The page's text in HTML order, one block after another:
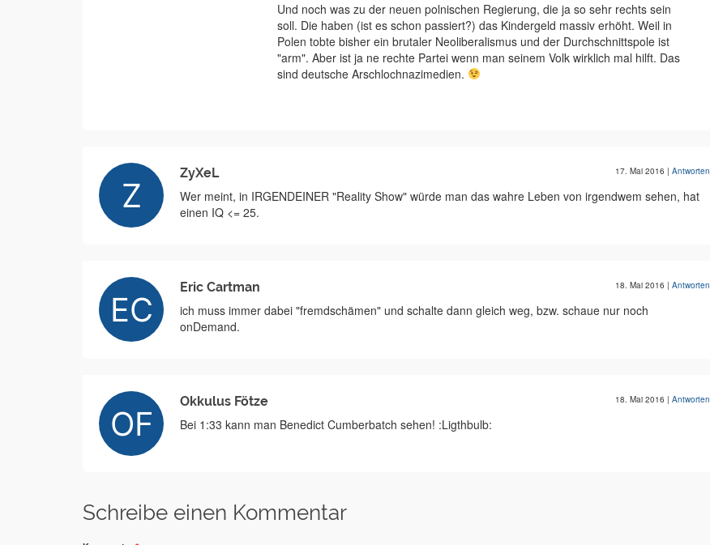
Und noch was zu der neuen polnischen Regierung, die ja so sehr rechts sein
soll. Die haben (ist es schon passiert?) das Kindergeld massiv erhöht. Weil in
Polen tobte bisher ein brutaler Neoliberalismus und der Durchschnittspole ist
"arm". Aber ist ja ne rechte Partei wenn man seinem Volk wirklich mal hilft. Das
sind deutsche Arschlochnazimedien.
ZyXeL 17. Mai 2016 | Antworten
Wer meint, in IRGENDEINER "Reality Show" würde man das wahre Leben von irgendwem sehen, hat
einen IQ <= 25.
Eric Cartman 18. Mai 2016 | Antworten
ich muss immer dabei "fremdschämen" und schalte dann gleich weg, bzw. schaue nur noch
onDemand.
Okkulus Fötze 18. Mai 2016 | Antworten
Bei 1:33 kann man Benedict Cumberbatch sehen! :Ligthbulb:
Schreibe einen Kommentar